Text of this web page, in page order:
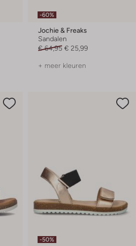
-60%
Jochie & Freaks
Sandalen
€ 64,95 € 25,99
+ meer kleuren
-50%